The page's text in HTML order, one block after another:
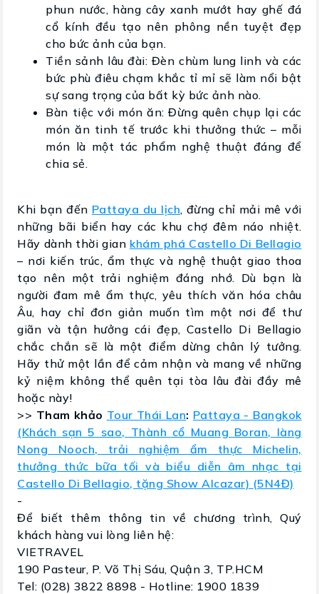
phun nước, hàng cây xanh mướt hay ghế đá
cổ kính đều tạo nên phông nền tuyệt đẹp
cho bức ảnh của bạn.
Tiền sảnh lâu đài: Đèn chùm lung linh và các
bức phù điêu chạm khắc tỉ mỉ sẽ làm nổi bật
sự sang trọng của bất kỳ bức ảnh nào.
Bàn tiệc với món ăn: Đừng quên chụp lại các
món ăn tinh tế trước khi thưởng thức – mỗi
món là một tác phẩm nghệ thuật đáng để
chia sẻ.
Khi bạn đến Pattaya du lịch, đừng chỉ mải mê với
những bãi biển hay các khu chợ đêm náo nhiệt.
Hãy dành thời gian khám phá Castello Di Bellagio
– nơi kiến trúc, ẩm thực và nghệ thuật giao thoa
tạo nên một trải nghiệm đáng nhớ. Dù bạn là
người đam mê ẩm thực, yêu thích văn hóa châu
Âu, hay chỉ đơn giản muốn tìm một nơi để thư
giãn và tận hưởng cái đẹp, Castello Di Bellagio
chắc chắn sẽ là một điểm dừng chân lý tưởng.
Hãy thử một lần để cảm nhận và mang về những
kỷ niệm không thể quên tại tòa lâu đài đầy mê
hoặc này!
>> Tham khảo Tour Thái Lan: Pattaya - Bangkok
(Khách sạn 5 sao, Thành cổ Muang Boran, làng
Nong Nooch, trải nghiệm ẩm thực Michelin,
thưởng thức bữa tối và biểu diễn âm nhạc tại
Castello Di Bellagio, tặng Show Alcazar) (5N4Đ)
-
Để biết thêm thông tin về chương trình, Quý
khách hàng vui lòng liên hệ:
VIETRAVEL
190 Pasteur, P. Võ Thị Sáu, Quận 3, TP.HCM
Tel: (028) 3822 8898 - Hotline: 1900 1839